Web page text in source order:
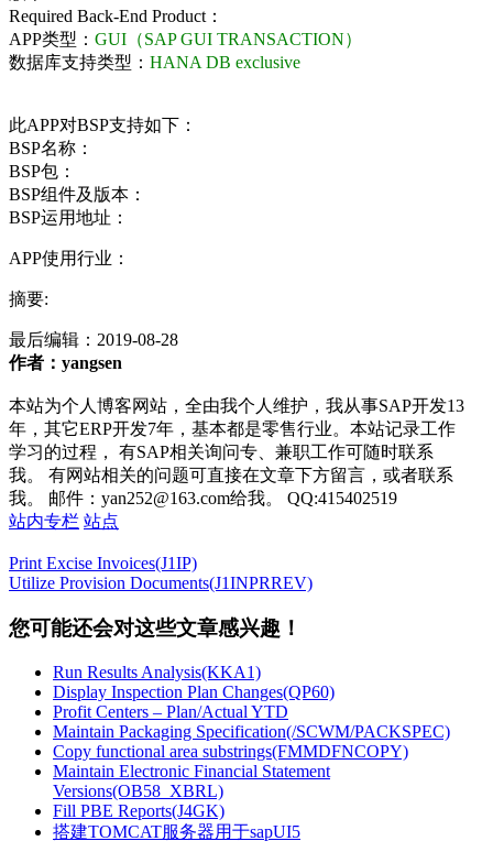
Required Back-End Product：
APP类型： GUI（SAP GUI TRANSACTION）
数据库支持类型： HANA DB exclusive
此APP对BSP支持如下：
BSP名称：
BSP包：
BSP组件及版本：
BSP运用地址：
APP使用行业：
摘要:
最后编辑： 2019-08-28
作者：yangsen
本站为个人博客网站，全由我个人维护，我从事SAP开发13
年，其它ERP开发7年，基本都是零售行业。本站记录工作
学习的过程， 有SAP相关询问专、兼职工作可随时联系
我。 有网站相关的问题可直接在文章下方留言，或者联系
我。 邮件：yan252@163.com给我。 QQ:415402519
站内专栏 站点
Print Excise Invoices(J1IP)
Utilize Provision Documents(J1INPRREV)
您可能还会对这些文章感兴趣！
Run Results Analysis(KKA1)
Display Inspection Plan Changes(QP60)
Profit Centers – Plan/Actual YTD
Maintain Packaging Specification(/SCWM/PACKSPEC)
Copy functional area substrings(FMMDFNCOPY)
Maintain Electronic Financial Statement
Versions(OB58_XBRL)
Fill PBE Reports(J4GK)
搭建TOMCAT服务器用于sapUI5